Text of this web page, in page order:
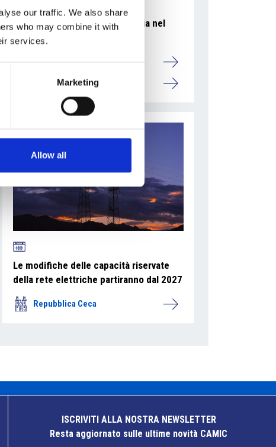
our traffic. We also share
who may combine it with
services.
Marketing
Allow all
Accelera la ripresa dell’industria nel
corso del primo semestre
Overview Economica
Repubblica Ceca
Le modifiche delle capacità riservate
della rete elettriche partiranno dal 2027
Repubblica Ceca
ISCRIVITI ALLA NOSTRA NEWSLETTER
Resta aggiornato sulle ultime novità CAMIC